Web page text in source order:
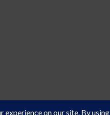
law
doar cu acordul scris al reprezentanţilor